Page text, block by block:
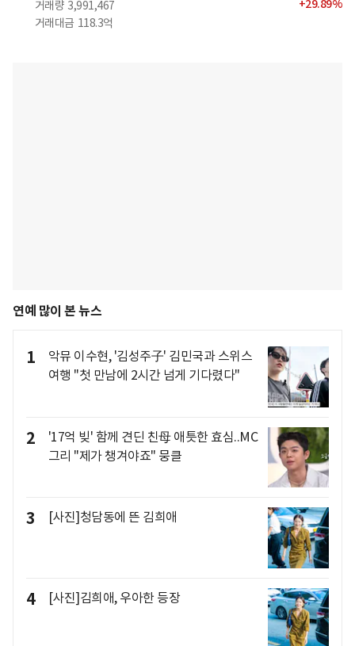
거래량 3,991,467
거래대금 118.3억
+29.89%
연예 많이 본 뉴스
1
악뮤 이수현, '김성주子' 김민국과 스위스
여행 "첫 만남에 2시간 넘게 기다렸다"
2
'17억 빚' 함께 견딘 친母 애틋한 효심..MC
그리 "제가 챙겨야죠" 뭉클
3 [사진]청담동에 뜬 김희애
4 [사진]김희애, 우아한 등장